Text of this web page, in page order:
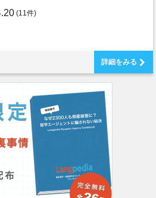
(11件)
詳細をみる